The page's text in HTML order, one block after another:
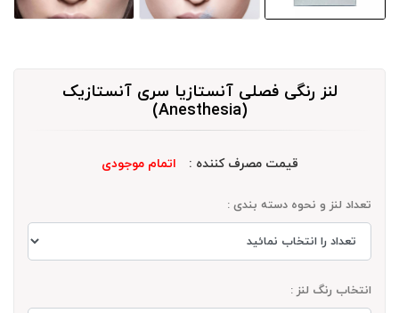
لنز رنگی فصلی آنستازیا سری آنستازیک
(Anesthesia)
قیمت مصرف کننده : اتمام موجودی
تعداد لنز و نحوه دسته بندی :
انتخاب رنگ لنز :